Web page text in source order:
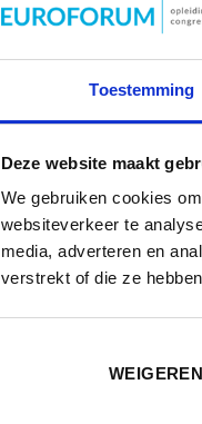
Toestemming
Deze website maakt
We gebruiken cookies
websiteverkeer te
media, adverteren en
verstrekt of die ze
WEIGEREN
Impact in